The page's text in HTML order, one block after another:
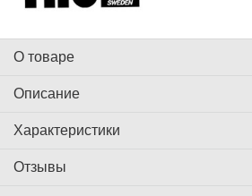
О товаре
Описание
Характеристики
Отзывы